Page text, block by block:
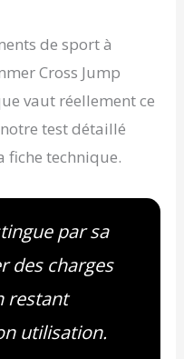
de sport à
Cross Jump
vaut réellement ce
test détaillé
fiche technique.
par sa
des charges
restant
utilisation.